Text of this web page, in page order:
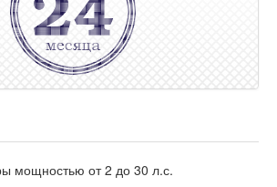
мощностью от 2 до 30 л.с.